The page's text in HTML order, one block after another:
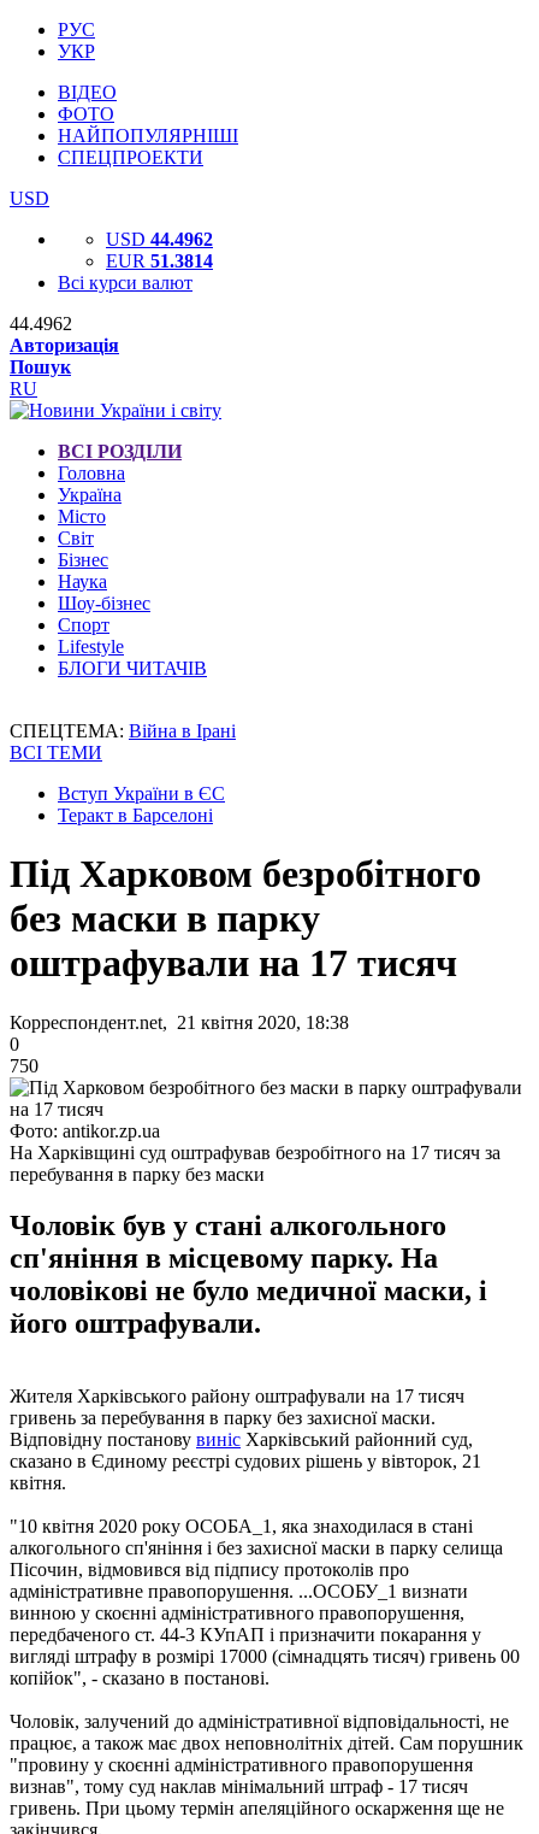
РУС
УКР
ВІДЕО
ФОТО
НАЙПОПУЛЯРНІШІ
СПЕЦПРОЕКТИ
USD
USD 44.4962
EUR 51.3814
Всі курси валют
44.4962
Авторизація
Пошук
RU
ВСІ РОЗДІЛИ
Головна
Україна
Місто
Світ
Бізнес
Наука
Шоу-бізнес
Спорт
Lifestyle
БЛОГИ ЧИТАЧІВ
СПЕЦТЕМА: Війна в Ірані
ВСІ ТЕМИ
Вступ України в ЄС
Теракт в Барселоні
Під Харковом безробітного
без маски в парку
оштрафували на 17 тисяч
Корреспондент.net, 21 квітня 2020, 18:38
0
750
Фото: antikor.zp.ua
На Харківщині суд оштрафував безробітного на 17 тисяч за
перебування в парку без маски
Чоловік був у стані алкогольного
сп'яніння в місцевому парку. На
чоловікові не було медичної маски, і
його оштрафували.
Жителя Харківського району оштрафували на 17 тисяч
гривень за перебування в парку без захисної маски.
Відповідну постанову виніс Харківський районний суд,
сказано в Єдиному реєстрі судових рішень у вівторок, 21
квітня.
"10 квітня 2020 року ОСОБА_1, яка знаходилася в стані
алкогольного сп'яніння і без захисної маски в парку селища
Пісочин, відмовився від підпису протоколів про
адміністративне правопорушення. ...ОСОБУ_1 визнати
винною у скоєнні адміністративного правопорушення,
передбаченого ст. 44-3 КУпАП і призначити покарання у
вигляді штрафу в розмірі 17000 (сімнадцять тисяч) гривень 00
копійок", - сказано в постанові.
Чоловік, залучений до адміністративної відповідальності, не
працює, а також має двох неповнолітніх дітей. Сам порушник
"провину у скоєнні адміністративного правопорушення
визнав", тому суд наклав мінімальний штраф - 17 тисяч
гривень. При цьому термін апеляційного оскарження ще не
закінчився.